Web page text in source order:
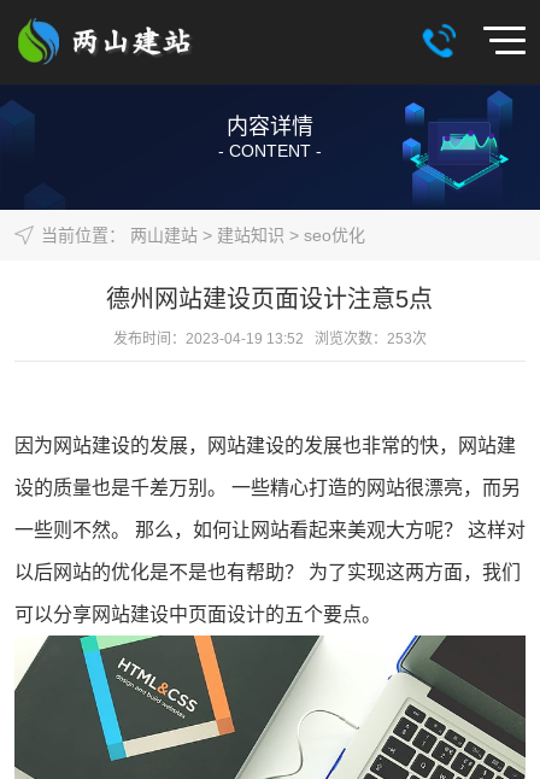
内容详情
- CONTENT -
当前位置： 两山建站> 建站知识 > seo优化
德州网站建设页面设计注意5点
发布时间：2023-04-19 13:52 浏览次数： 253次
因为 网站建设的发展， 网站建设的发展也非常的快，网站建
设的质量也是千差万别。 一些精心打造的网站很漂亮，而另
一些则不然。 那么，如何让网站看起来美观大方呢？ 这样对
以后网站的优化是不是也有帮助？ 为了实现这两方面，我们
可以分享网站建设中页面设计的五个要点。